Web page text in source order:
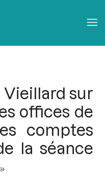
Vieillard sur
offices de
comptes
la séance